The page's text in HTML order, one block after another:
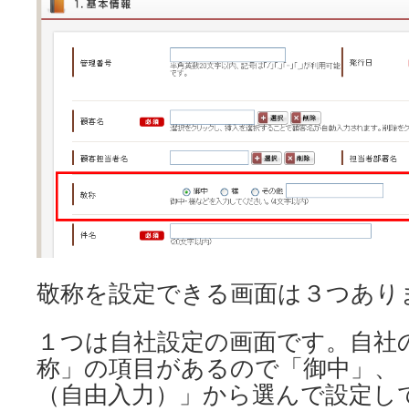
敬称を設定できる画面は３つあり
１つは自社設定の画面です。自社
称」の項目があるので「御中」、
（自由入力）」から選んで設定